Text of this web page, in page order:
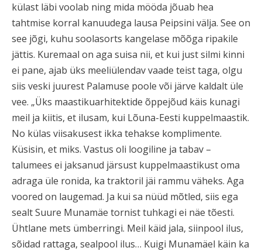
külast läbi voolab ning mida mööda jõuab hea
tahtmise korral kanuudega lausa Peipsini välja. See on
see jõgi, kuhu soolasorts kangelase mõõga ripakile
jättis. Kuremaal on aga suisa nii, et kui just silmi kinni
ei pane, ajab üks meeliülendav vaade teist taga, olgu
siis veski juurest Palamuse poole või järve kaldalt üle
vee. „Üks maastikuarhitektide õppejõud käis kunagi
meil ja kiitis, et ilusam, kui Lõuna-Eesti kuppelmaastik.
No külas viisakusest ikka tehakse komplimente.
Küsisin, et miks. Vastus oli loogiline ja tabav –
talumees ei jaksanud järsust kuppelmaastikust oma
adraga üle ronida, ka traktoril jäi rammu väheks. Aga
voored on laugemad. Ja kui sa nüüd mõtled, siis ega
sealt Suure Munamäe tornist tuhkagi ei näe tõesti.
Ühtlane mets ümberringi. Meil käid jala, siinpool ilus,
sõidad rattaga, sealpool ilus… Kuigi Munamäel käin ka